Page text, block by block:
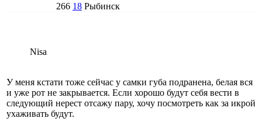
266 18 Рыбинск
Nisa
У меня кстати тоже сейчас у самки губа подранена, белая вся
и уже рот не закрывается. Если хорошо будут себя вести в
следующий нерест отсажу пару, хочу посмотреть как за икрой
ухаживать будут.